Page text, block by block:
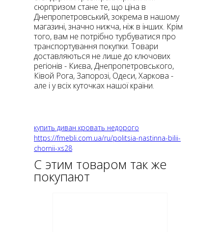
сюрпризом стане те, що ціна в
Днепропетровський, зокрема в нашому
магазині, значно нижча, ніж в інших. Крім
того, вам не потрібно турбуватися про
транспортування покупки. Товари
доставляються не лише до ключових
регіонів - Києва, Днепропетровського,
Ківой Рога, Запорозі, Одеси, Харкова -
але і у всіх куточках нашої країни.
купить диван кровать недорого
https://fmebli.com.ua/ru/politsia-nastinna-bilii-
chornii-xs28
С этим товаром так же
покупают